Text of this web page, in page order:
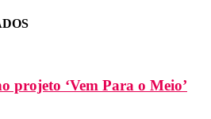
projeto ‘Vem Para o Meio’